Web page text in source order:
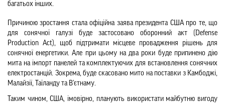
багатьох інших.
Причиною зростання стала офіційна заява президента США про те, що
для сонячної галузі буде застосовано оборонний акт (Defense
Production Act), щоб підтримати місцеве провадження рішень для
сонячної енергетики. Але при цьому на два роки буде припинено дію
мита на імпорт панелей та комплектуючих для встановлення сонячних
електростанцій. Зокрема, буде скасовано мито на поставки з Камбоджі,
Малайзії, Таїланду та В'єтнаму.
Таким чином, США, імовірно, планують використати майбутню вигоду